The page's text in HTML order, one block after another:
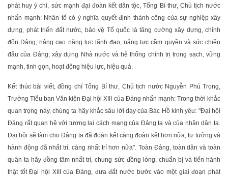
phát huy ý chí, sức mạnh đại đoàn kết dân tộc, Tổng Bí thư, Chủ tịch nước
nhấn mạnh: Nhân tố có ý nghĩa quyết định thành công của sự nghiệp xây
dựng, phát triển đất nước, bảo vệ Tổ quốc là tăng cường xây dựng, chỉnh
đốn Đảng, nâng cao năng lực lãnh đạo, năng lực cầm quyền và sức chiến
đấu của Đảng; xây dựng Nhà nước và hệ thống chính trị trong sạch, vững
mạnh, tinh gọn, hoạt động hiệu lực, hiệu quả.
Kết thúc bài viết, đồng chí Tổng Bí thư, Chủ tịch nước Nguyễn Phú Trọng,
Trưởng Tiểu ban Văn kiện Đại hội XIII của Đảng nhấn mạnh: Trong thời khắc
quan trọng này, chúng ta hãy khắc sâu lời dạy của Bác Hồ kính yêu: "Đại hội
Đảng rất quan hệ với tương lai cách mạng của Đảng ta và của nhân dân ta.
Đại hội sẽ làm cho Đảng ta đã đoàn kết càng đoàn kết hơn nữa, tư tưởng và
hành động đã nhất trí, càng nhất trí hơn nữa". Toàn Đảng, toàn dân và toàn
quân ta hãy đồng tâm nhất trí, chung sức đồng lòng, chuẩn bị và tiến hành
thật tốt Đại hội XIII của Đảng, đưa đất nước bước vào một giai đoạn phát